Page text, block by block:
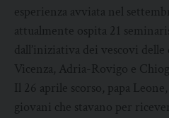
esperienza avviata nel
attualmente ospita 21
dall’iniziativa dei vescovi delle
Vicenza, Adria-Rovigo e
Il 26 aprile scorso, papa
giovani che stavano per